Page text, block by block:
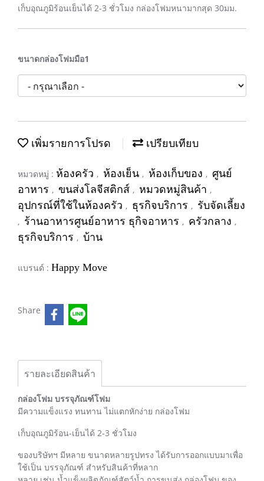
เก็บอุณภูมิร้อนเย็นได้ 2-3 ชั่วโมง กล่องโฟมหนามากสุด 30มม.
ขนาดกล่องโฟมมือ1
เพิ่มรายการโปรด เปรียบเทียบ
หมวดหมู่ : ห้องครัว , ห้องเย็น , ห้องเก็บของ , ศูนย์
อาหาร , ขนส่งโลจีสติกส์ , หมวดหมู่สินค้า ,
อุปกรณ์ที่ใช้ในห้องครัว , ธุรกิจบริการ , รับจัดเลี้ยง
, ร้านอาหารศูนย์อาหาร ธุกิจอาหาร , ครัวกลาง ,
ธุรกิจบริการ , บ้าน
แบรนด์ : Happy Move
Share
รายละเอียดสินค้า
กล่องโฟม บรรจุภัณฑ์โฟม
มีความแข็งแรง ทนทาน ไม่แตกหักง่าย กล่องโฟม
เก็บอุณภูมิร้อน-เย็นได้ 2-3 ชั่วโมง
ของบริษัทฯ มีหลาย ขนาดหลายรูปทรง ได้รับการออกแบบมาเพื่อ
ใช้เป็น บรรจุภัณฑ์ สำหรับสินค้าที่หลาก